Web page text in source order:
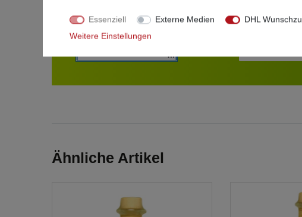
Ähnliche Artikel
Essenziell Externe Medien DHL
Weitere Einstellungen